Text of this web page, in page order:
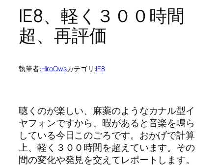
IE8、軽く３００時間
超、再評価
執筆者:HiroQwsカテゴリ:IE8
聴くのが楽しい、麻薬のようなカナル型イ
ヤフォンですから、暇があると音楽を鳴ら
している今日このごろです。おかげで計算
上、軽く３００時間を超えています。その
間の変化や発見を交えてレポートします。